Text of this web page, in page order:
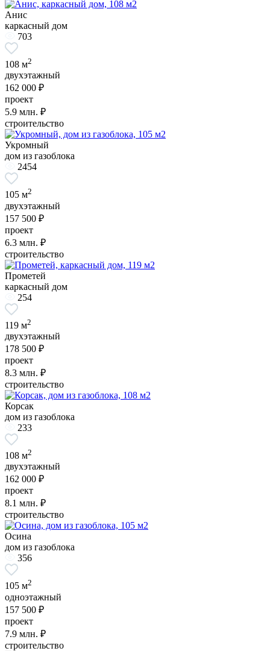
Анис
каркасный дом
703
108 м2
двухэтажный
162 000 ₽
проект
5.9 млн. ₽
строительство
Укромный
дом из газоблока
2454
105 м2
двухэтажный
157 500 ₽
проект
6.3 млн. ₽
строительство
Прометей
каркасный дом
254
119 м2
двухэтажный
178 500 ₽
проект
8.3 млн. ₽
строительство
Корсак
дом из газоблока
233
108 м2
двухэтажный
162 000 ₽
проект
8.1 млн. ₽
строительство
Осина
дом из газоблока
356
105 м2
одноэтажный
157 500 ₽
проект
7.9 млн. ₽
строительство